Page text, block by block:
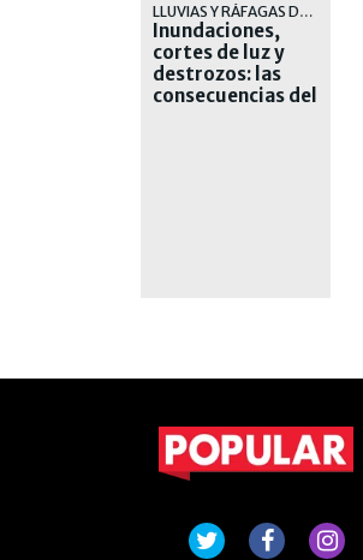
LLUVIAS Y RÁFAGAS DE VIENTOS
Inundaciones,
cortes de luz y
destrozos: las
consecuencias del